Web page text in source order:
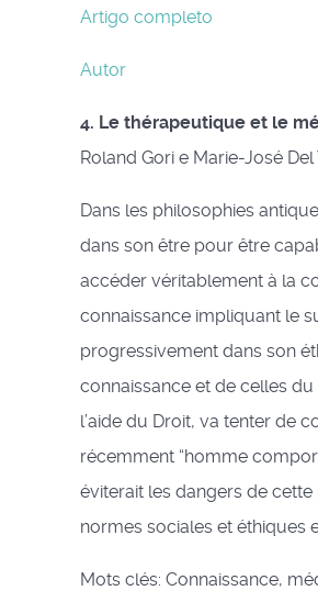
Artigo completo
Autor
4. Le thérapeutique et le
Roland Gori e Marie-José
Dans les philosophies
dans son être pour être
accéder véritablement à la
connaissance impliquant le
progressivement dans son
connaissance et de celles
l’aide du Droit, va tenter de
récemment “homme
éviterait les dangers de
normes sociales et éthiques
Mots clés: Connaissance,